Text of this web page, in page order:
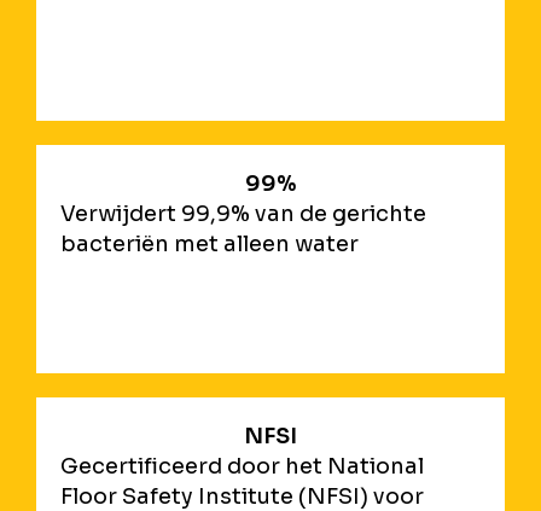
99%
Verwijdert 99,9% van de gerichte
bacteriën met alleen water
NFSI
Gecertificeerd door het National
Floor Safety Institute (NFSI) voor